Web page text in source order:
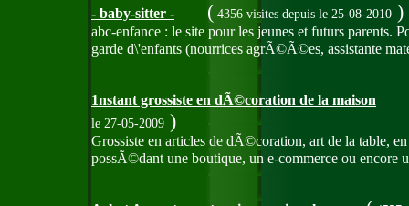
- baby-sitter - ( 4356 visites depuis le 25-08-2010 )
abc-enfance : le site pour les jeunes et futurs
garde d\'enfants (nourrices agrÃ©Ã©es, assistante
1nstant grossiste en dÃ©coration de la maison
le 27-05-2009 )
Grossiste en articles de dÃ©coration, art de la table,
possÃ©dant une boutique, un e-commerce ou encore